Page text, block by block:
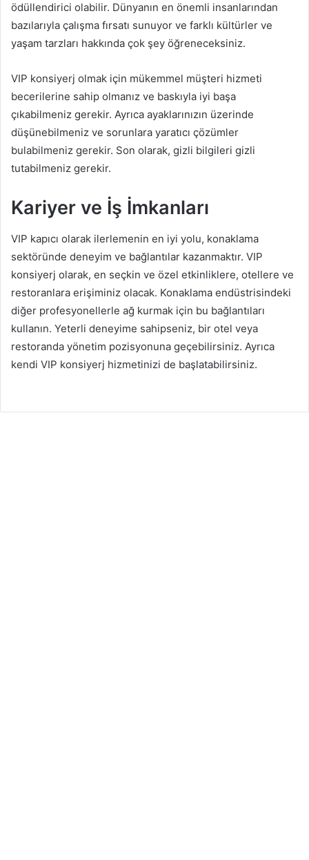
ödüllendirici olabilir. Dünyanın en önemli insanlarından
bazılarıyla çalışma fırsatı sunuyor ve farklı kültürler ve
yaşam tarzları hakkında çok şey öğreneceksiniz.
VIP konsiyerj olmak için mükemmel müşteri hizmeti
becerilerine sahip olmanız ve baskıyla iyi başa
çıkabilmeniz gerekir. Ayrıca ayaklarınızın üzerinde
düşünebilmeniz ve sorunlara yaratıcı çözümler
bulabilmeniz gerekir. Son olarak, gizli bilgileri gizli
tutabilmeniz gerekir.
Kariyer ve İş İmkanları
VIP kapıcı olarak ilerlemenin en iyi yolu, konaklama
sektöründe deneyim ve bağlantılar kazanmaktır. VIP
konsiyerj olarak, en seçkin ve özel etkinliklere, otellere ve
restoranlara erişiminiz olacak. Konaklama endüstrisindeki
diğer profesyonellerle ağ kurmak için bu bağlantıları
kullanın. Yeterli deneyime sahipseniz, bir otel veya
restoranda yönetim pozisyonuna geçebilirsiniz. Ayrıca
kendi VIP konsiyerj hizmetinizi de başlatabilirsiniz.